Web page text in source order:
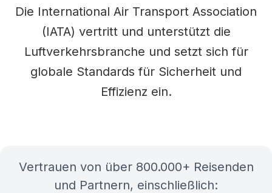
Die International Air Transport Association
(IATA) vertritt und unterstützt die
Luftverkehrsbranche und setzt sich für
globale Standards für Sicherheit und
Effizienz ein.
Vertrauen von über 800.000+ Reisenden
und Partnern, einschließlich: